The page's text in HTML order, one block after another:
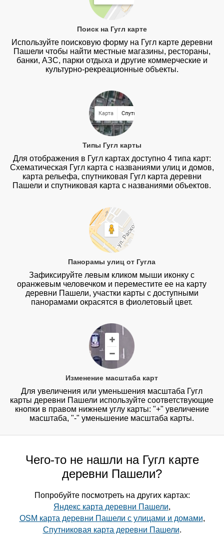
Поиск на Гугл карте
Используйте поисковую форму на Гугл карте деревни
Пашели чтобы найти местные магазины, рестораны,
банки, АЗС, парки отдыха и другие коммерческие и
культурно-рекреационные объекты.
Типы Гугл карты
Для отображения в Гугл картах доступно 4 типа карт:
Схематическая Гугл карта с названиями улиц и домов,
карта рельефа, спутниковая Гугл карта деревни
Пашели и спутниковая карта с названиями объектов.
Панорамы улиц от Гугла
Зафиксируйте левым кликом мыши иконку с
оранжевым человечком и переместите ее на карту
деревни Пашели, участки карты с доступными
панорамами окрасятся в фиолетовый цвет.
Изменение масштаба карт
Для увеличения или уменьшения масштаба Гугл
карты деревни Пашели используйте соответствующие
кнопки в правом нижнем углу карты: "+" увеличение
масштаба, "-" уменьшение масштаба карты.
Чего-то не нашли на Гугл карте
деревни Пашели?
Попробуйте посмотреть на других картах:
Яндекс карта деревни Пашели,
OSM карта деревни Пашели с улицами и домами,
Спутниковая карта деревни Пашели.